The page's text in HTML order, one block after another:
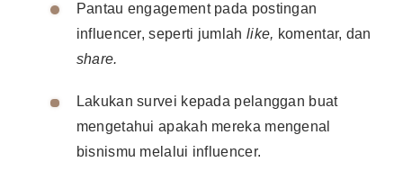
Pantau engagement pada postingan
influencer, seperti jumlah like, komentar, dan
share.
Lakukan survei kepada pelanggan buat
mengetahui apakah mereka mengenal
bisnismu melalui influencer.